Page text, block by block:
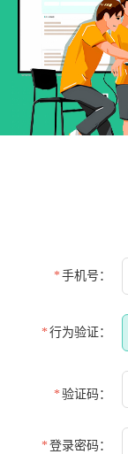
*手机号：
*行为验证：
*验证码：
*登录密码：